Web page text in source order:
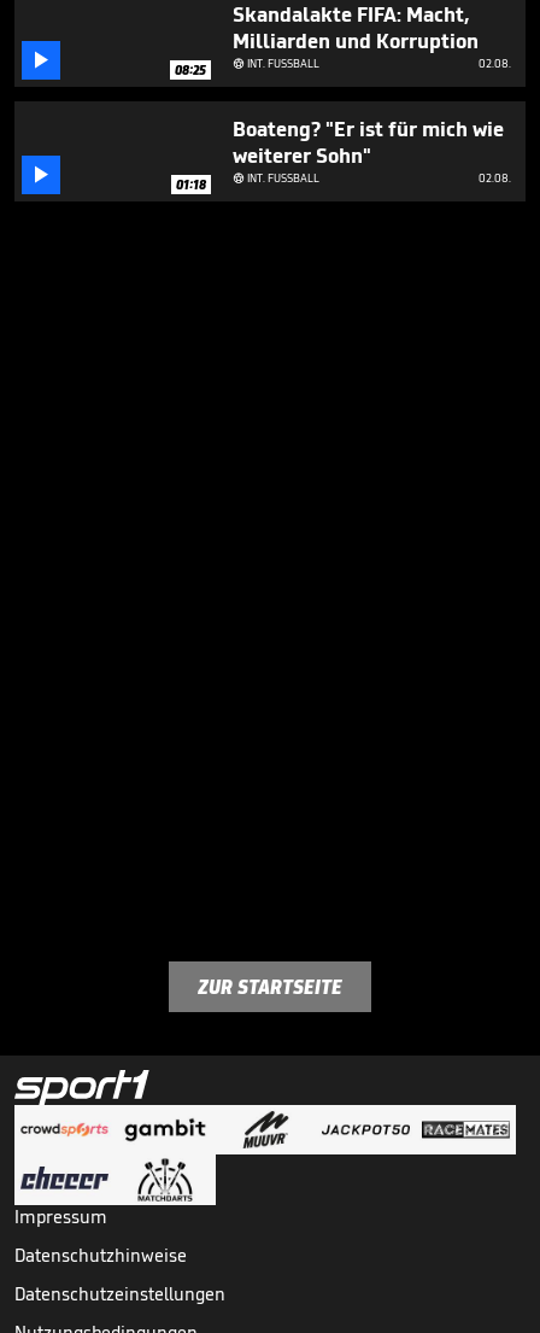
 08:25
Skandalakte FIFA: Macht,
Milliarden und Korruption
INT. FUSSBALL 02.08.
 01:18
Boateng? "Er ist für mich wie
weiterer Sohn"
INT. FUSSBALL 02.08.
ZUR STARTSEITE
Impressum
Datenschutzhinweise
Datenschutzeinstellungen